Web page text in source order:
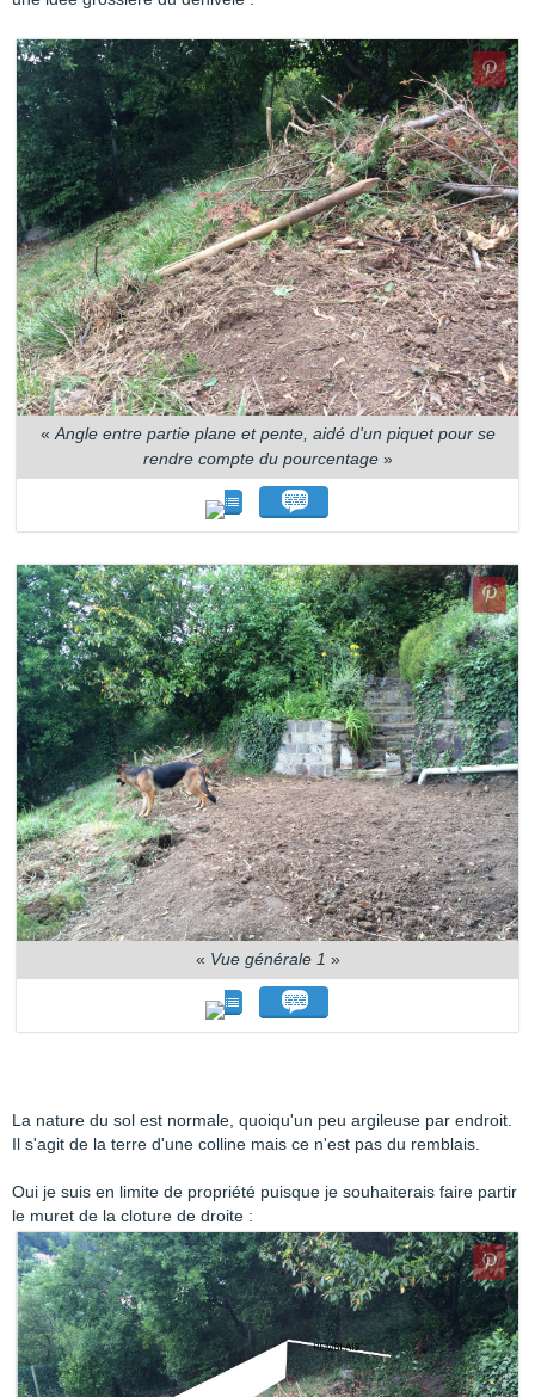
« Angle entre partie plane et pente, aidé d'un piquet pour se
rendre compte du pourcentage»
« Vue générale 1 »
La nature du sol est normale, quoiqu'un peu argileuse par endroit.
Il s'agit de la terre d'une colline mais ce n'est pas du remblais.
Oui je suis en limite de propriété puisque je souhaiterais faire partir
le muret de la cloture de droite :